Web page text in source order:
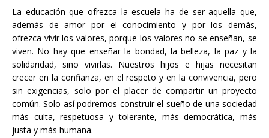
La educación que ofrezca la escuela ha de ser aquella que,
además de amor por el conocimiento y por los demás,
ofrezca vivir los valores, porque los valores no se enseñan, se
viven. No hay que enseñar la bondad, la belleza, la paz y la
solidaridad, sino vivirlas. Nuestros hijos e hijas necesitan
crecer en la confianza, en el respeto y en la convivencia, pero
sin exigencias, solo por el placer de compartir un proyecto
común. Solo así podremos construir el sueño de una sociedad
más culta, respetuosa y tolerante, más democrática, más
justa y más humana.